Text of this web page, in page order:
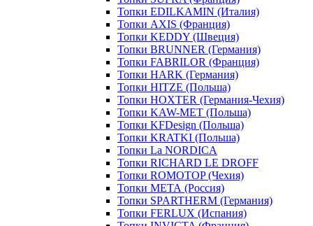
Топки EDILKAMIN (Италия)
Топки AXIS (Франция)
Топки KEDDY (Швеция)
Топки BRUNNER (Германия)
Топки FABRILOR (Франция)
Топки HARK (Германия)
Топки HITZE (Польша)
Топки HOXTER (Германия-Чехия)
Топки KAW-MET (Польша)
Топки KFDesign (Польша)
Топки KRATKI (Польша)
Топки La NORDICA
Топки RICHARD LE DROFF
Топки ROMOTOP (Чехия)
Топки МЕТА (Россия)
Топки SPARTHERM (Германия)
Топки FERLUX (Испания)